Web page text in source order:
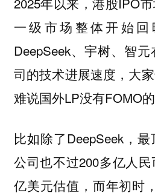
一级市场整体开始
DeepSeek、宇树、智
司的技术进展速度，大
难说国外LP没有FOMO的
比如除了DeepSeek，
公司也不过200多亿人
亿美元估值，而年初时